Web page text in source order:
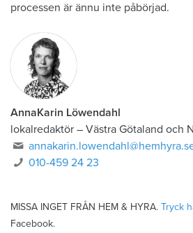
processen är ännu inte påbörjad.
AnnaKarin Löwendahl
lokalredaktör – Västra Götaland och
010-459 24 23
MISSA INGET FRÅN HEM & HYRA. Tryck
Facebook.